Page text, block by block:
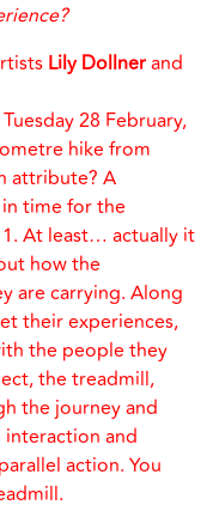
Lily Dollnerand
28 February,
hike from
attribute? A
time for the
At least… actually it
how the
are carrying. Along
their experiences,
the people they
the treadmill,
the journey and
interaction and
action. You